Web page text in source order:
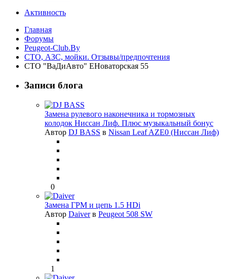
Активность
Главная
Форумы
Peugeot-Club.By
СТО, АЗС, мойки. Отзывы/предпочтения
СТО "ВаДиАвто" ЕНоваторская 55
Записи блога
Замена рулевого наконечника и тормозных
колодок Ниссан Лиф. Плюс музыкальный бонус
Автор DJ BASS в Nissan Leaf AZE0 (Ниссан Лиф)
0
Замена ГРМ и цепь 1.5 HDi
Автор Daiverв Peugeot 508 SW
1